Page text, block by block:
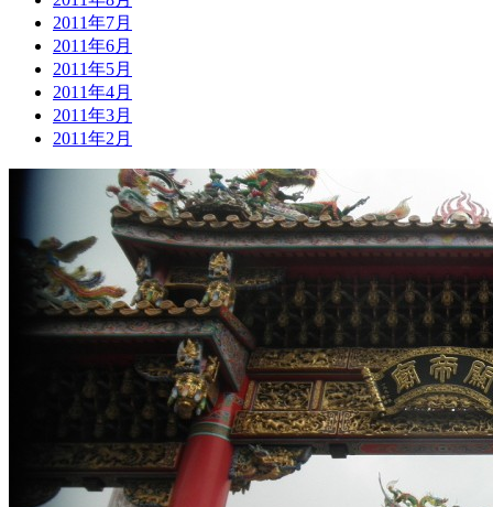
2011年7月
2011年6月
2011年5月
2011年4月
2011年3月
2011年2月